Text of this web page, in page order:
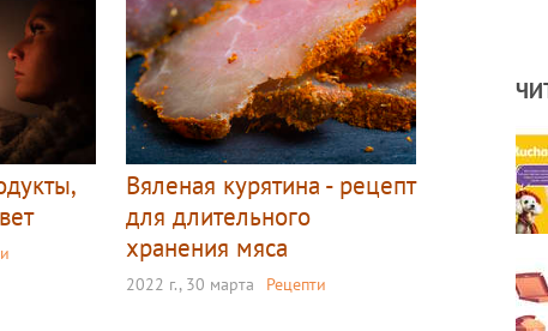
Вяленая курятина - рецепт
для длительного
хранения мяса
2022 г., 30 марта Рецепти